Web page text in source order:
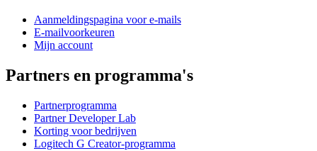
Aanmeldingspagina voor e-mails
E-mailvoorkeuren
Mijn account
Partners en programma's
Partnerprogramma
Partner Developer Lab
Korting voor bedrijven
Logitech G Creator-programma